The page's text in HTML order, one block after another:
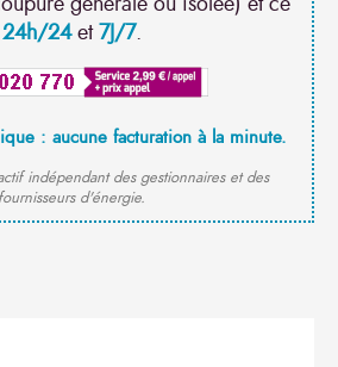
24h/24et7J/7.
: aucune facturation à la minute.
indépendant des gestionnaires et des
fournisseurs d'énergie.